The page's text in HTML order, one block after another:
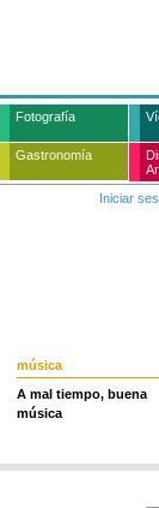
Fotografía
Gastronomía
Iniciar
música
A mal tiempo, buena
música